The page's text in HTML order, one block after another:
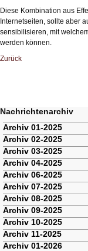
Diese Kombination aus
Internetseiten, sollte aber
sensibilisieren, mit
werden können.
Zurück
Nachrichtenarchiv
Navigation
überspringen
Archiv 01-2025
Archiv 02-2025
Archiv 03-2025
Archiv 04-2025
Archiv 06-2025
Archiv 07-2025
Archiv 08-2025
Archiv 09-2025
Archiv 10-2025
Archiv 11-2025
Archiv 01-2026